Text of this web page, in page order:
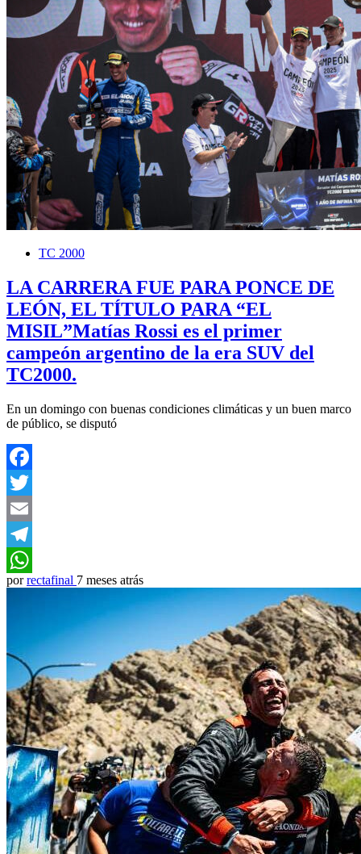
TC 2000
LA CARRERA FUE PARA PONCE DE
LEÓN, EL TÍTULO PARA “EL
MISIL”Matías Rossi es el primer
campeón argentino de la era SUV del
TC2000.
En un domingo con buenas condiciones climáticas y un buen marco
de público, se disputó
Facebook
Twitter
Email
Telegram
WhatsApp
por rectafinal 7 meses atrás